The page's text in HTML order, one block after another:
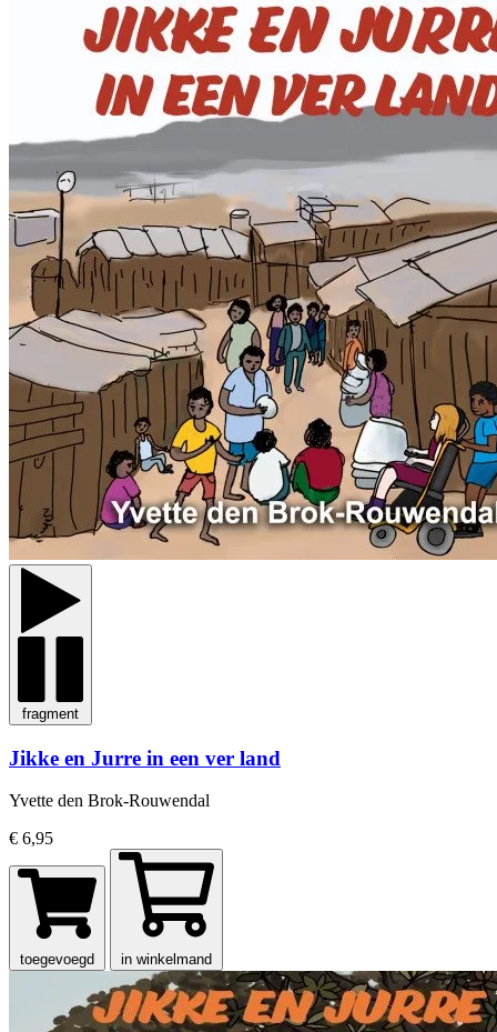
fragment
Jikke en Jurre in een ver land
Yvette den Brok-Rouwendal
€ 6,95
toegevoegd in winkelmand